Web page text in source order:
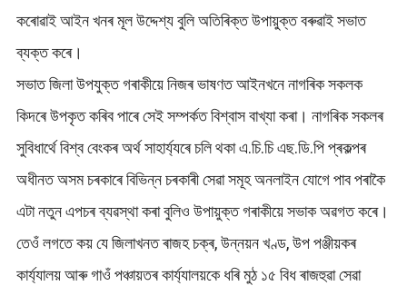
কৰোৱাই আইন খনৰ মূল উদ্দেশ্য বুলি অতিৰিক্ত উপায়ুক্ত বৰুৱাই সভাত
ব্যক্ত কৰে।
সভাত জিলা উপযুক্ত গৰাকীয়ে নিজৰ ভাষণত আইনখনে নাগৰিক সকলক
কিদৰে উপকৃত কৰিব পাৰে সেই সম্পৰ্কত বিশ্বাস বাখ্যা কৰা। নাগৰিক সকলৰ
সুবিধাৰ্থে বিশ্ব বেংকৰ অৰ্থ সাহাৰ্য্যৰে চলি থকা এ.চি.চি এছ.ডি.পি প্ৰকল্পৰ
অধীনত অসম চৰকাৰে বিভিন্ন চৰকাৰী সেৱা সমূহ অনলাইন যোগে পাব পৰাকৈ
এটা নতুন এপচৰ ব্যৱস্থা কৰা বুলিও উপায়ুক্ত গৰাকীয়ে সভাক অৱগত কৰে।
তেওঁ লগতে কয় যে জিলাখনত ৰাজহ চক্ৰ, উন্নয়ন খণ্ড, উপ পঞ্জীয়কৰ
কাৰ্য্যালয় আৰু গাওঁ পঞ্চায়তৰ কাৰ্য্যালয়কে ধৰি মুঠ ১৫ বিধ ৰাজহুৱা সেৱা